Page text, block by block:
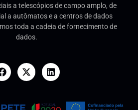
a telescópios de campo amplo, de
a autômatos e a centros de dados
toda a cadeia de fornecimento de
dados.